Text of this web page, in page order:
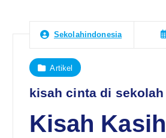
Sekolahindonesia
Artikel
kisah cinta di sekolah
Kisah